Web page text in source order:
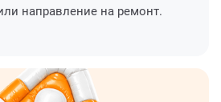
направление на ремонт.